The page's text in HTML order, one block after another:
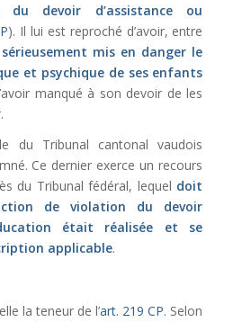
devoir d’assistance ou
). Il lui est reproché d’avoir, entre
sérieusement mis en danger le
et psychique de ses enfants
manqué à son devoir de les
du Tribunal cantonal vaudois
Ce dernier exerce un recours
du Tribunal fédéral, lequel doit
de violation du devoir
était réalisée et se
applicable.
la teneur de l’art. 219 CP. Selon